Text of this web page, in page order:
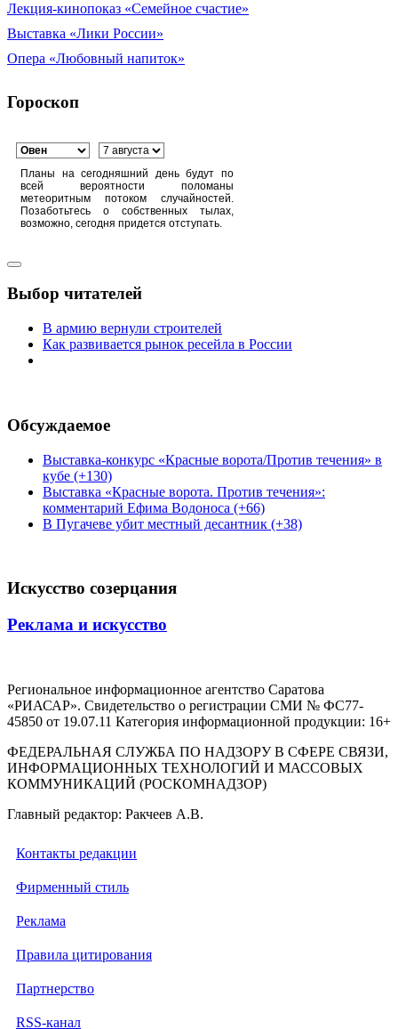
Лекция-кинопоказ «Семейное счастие»
Выставка «Лики России»
Опера «Любовный напиток»
Гороскоп
Планы на сегодняшний день будут по
всей вероятности поломаны
метеоритным потоком случайностей.
Позаботьтесь о собственных тылах,
возможно, сегодня придется отступать.
Выбор читателей
В армию вернули строителей
Как развивается рынок ресейла в России
Обсуждаемое
Выставка-конкурс «Красные ворота/Против течения» в
кубе (+130)
Выставка «Красные ворота. Против течения»:
комментарий Ефима Водоноса (+66)
В Пугачеве убит местный десантник (+38)
Искусство созерцания
Реклама и искусство
Региональное информационное агентство Саратова
«РИАСАР». Свидетельство о регистрации СМИ № ФС77-
45850 от 19.07.11 Категория информационной продукции: 16+
ФЕДЕРАЛЬНАЯ СЛУЖБА ПО НАДЗОРУ В СФЕРЕ СВЯЗИ,
ИНФОРМАЦИОННЫХ ТЕХНОЛОГИЙ И МАССОВЫХ
КОММУНИКАЦИЙ (РОСКОМНАДЗОР)
Главный редактор: Ракчеев А.В.
Контакты редакции
Фирменный стиль
Реклама
Правила цитирования
Партнерство
RSS-канал